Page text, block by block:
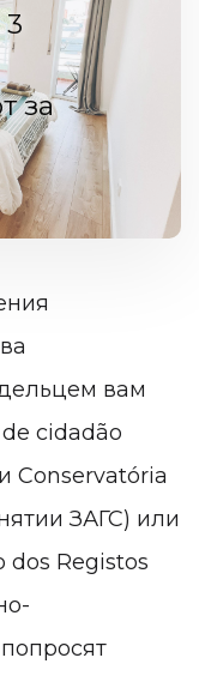
за
вам
cidadão
Conservatória
ЗАГС) или
dos Registos